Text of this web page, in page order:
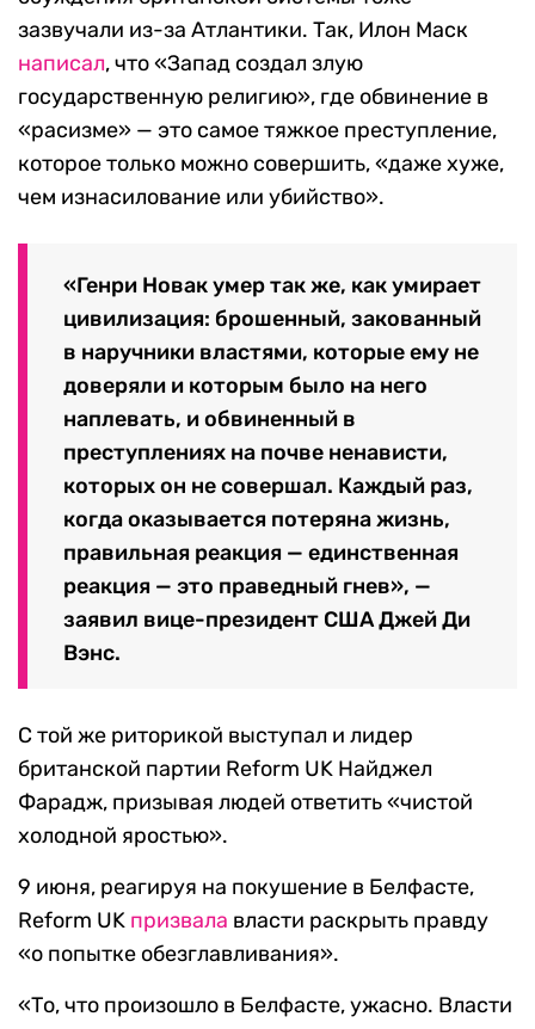
Как реагируют политики
В случае с убийством Генри Новака голоса
осуждения британской системы тоже
зазвучали из-за Атлантики. Так, Илон Маск
, что «Запад создал злую
государственную религию», где обвинение в
«расизме» — это самое тяжкое преступление,
которое только можно совершить, «даже хуже,
чем изнасилование или убийство».
цивилизация: брошенный, закованный
в наручники властями, которые ему не
доверяли и которым было на него
наплевать, и обвиненный в
преступлениях на почве ненависти,
которых он не совершал. Каждый раз,
реакция — это праведный гнев», —
заявил вице-президент США Джей Ди
Вэнс.
С той же риторикой выступал и лидер
британской партии Reform UK Найджел
Фарадж, призывая людей ответить «чистой